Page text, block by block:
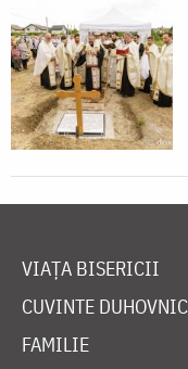
VIAȚA BISERICII
CUVINTE
FAMILIE